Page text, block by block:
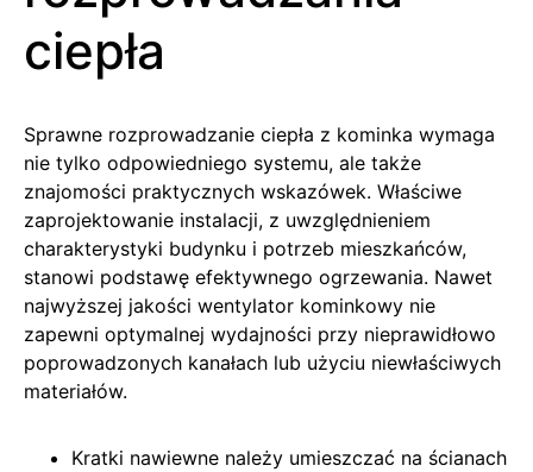
ciepła
Sprawne rozprowadzanie ciepła z kominka wymaga
nie tylko odpowiedniego systemu, ale także
znajomości praktycznych wskazówek. Właściwe
zaprojektowanie instalacji, z uwzględnieniem
charakterystyki budynku i potrzeb mieszkańców,
stanowi podstawę efektywnego ogrzewania. Nawet
najwyższej jakości wentylator kominkowy nie
zapewni optymalnej wydajności przy nieprawidłowo
poprowadzonych kanałach lub użyciu niewłaściwych
materiałów.
Kratki nawiewne należy umieszczać na ścianach